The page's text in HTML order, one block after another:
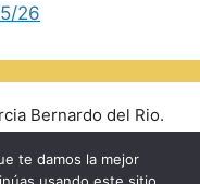
26
Bernardo del Rio.
Vilagarcía de
510 770
te damos la mejor